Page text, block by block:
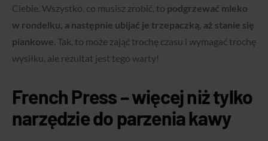
Ciebie. Wszystko, co musisz zrobić, to podgrzewać mleko
w rondelku, a następnie ubijać je trzepaczką, aż stanie się
piankowe. Tak, to może zająć trochę czasu i wymagać trochę
wysiłku, ale rezultat jest tego warty!
French Press – więcej niż tylko
narzędzie do parzenia kawy